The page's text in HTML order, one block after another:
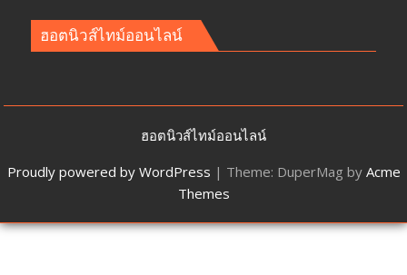
ฮอตนิวส์ไทม์ออนไลน์
ฮอตนิวส์ไทม์ออนไลน์
Proudly powered by WordPress | Theme: DuperMag by Acme
Themes